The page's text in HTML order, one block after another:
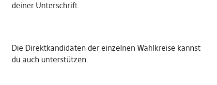
deiner Unterschrift.
Die Direktkandidaten der einzelnen Wahlkreise kannst
du auch unterstützen.